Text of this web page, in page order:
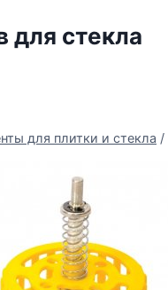
для стекла
для плитки и стекла /